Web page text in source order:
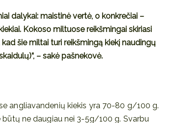
dalykai: maistinė vertė, o konkrečiai –
Kokoso miltuose reikšmingai skiriasi
šie miltai turi reikšmingą kiekį naudingų
– sakė pašnekovė.
angliavandenių kiekis yra 70-80 g/100 g.
būtų ne daugiau nei 3-5g/100 g. Svarbu